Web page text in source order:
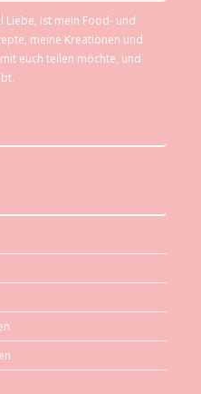
Liebe, ist mein Food- und
meine Kreationen und
euch teilen möchte, und